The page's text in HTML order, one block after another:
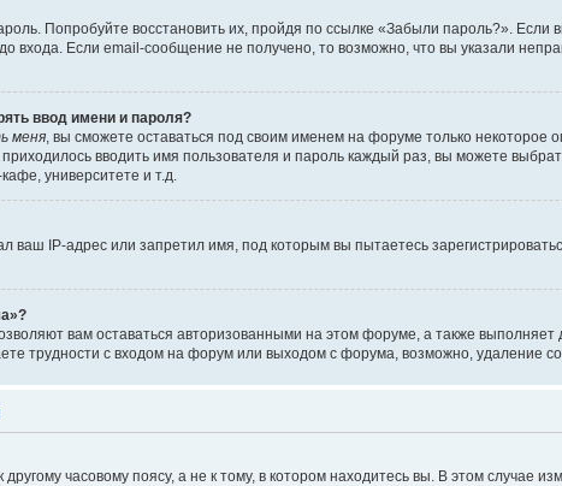
Попробуйте восстановить их, пройдя по ссылке «Забыли пароль?».
входа. Если email-сообщение не получено, то возможно, что вы указали
ввод имени и пароля?
меня, вы сможете оставаться под своим именем на форуме только некоторое
вводить имя пользователя и пароль каждый раз, вы можете
университете и т.д.
ваш IP-адрес или запретил имя, под которым вы пытаетесь
вам оставаться авторизованными на этом форуме, а также
трудности с входом на форум или выходом с форума, возможно, удаление
часовому поясу, а не к тому, в котором находитесь вы. В этом случае